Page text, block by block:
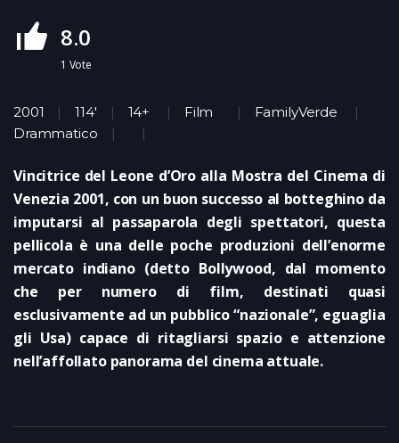
8.0
1 Vote
2001 114' 14+ Film
FamilyVerde
Drammatico
Vincitrice del Leone d’Oro alla Mostra del Cinema di
Venezia 2001, con un buon successo al botteghino da
imputarsi al passaparola degli spettatori, questa
pellicola è una delle poche produzioni dell’enorme
mercato indiano (detto Bollywood, dal momento
che per numero di film, destinati quasi
esclusivamente ad un pubblico “nazionale”, eguaglia
gli Usa) capace di ritagliarsi spazio e attenzione
nell’affollato panorama del cinema attuale.